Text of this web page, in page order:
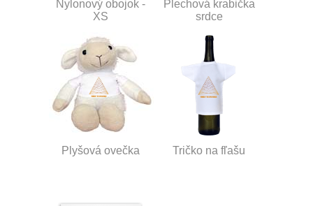
Nylonový obojok -
XS
Plechová krabička
srdce
Plyšová ovečka Tričko na fľašu